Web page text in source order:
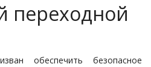
переходной
обеспечить безопасное